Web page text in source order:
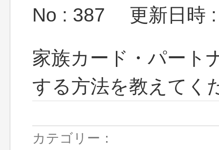
No : 387
更新日時
家族カード・パート
する方法を教えてく
カテゴリー：